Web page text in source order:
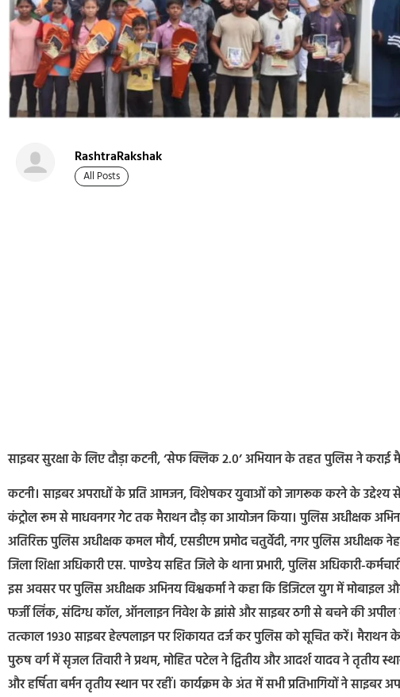
RashtraRakshak
All Posts
साइबर सुरक्षा के लिए दौड़ा कटनी, ‘सेफ क्लिक 2.0’ अभियान के तहत पुलिस ने
कटनी। साइबर अपराधों के प्रति आमजन, विशेषकर युवाओं को जागरूक करने के
कंट्रोल रूम से माधवनगर गेट तक मैराथन दौड़ का आयोजन किया। पुलिस अधीक्षक अभिनय
अतिरिक्त पुलिस अधीक्षक कमल मौर्य, एसडीएम प्रमोद चतुर्वेदी, नगर पुलिस अधीक्षक
जिला शिक्षा अधिकारी एस. पाण्डेय सहित जिले के थाना प्रभारी, पुलिस अधिकारी-
इस अवसर पर पुलिस अधीक्षक अभिनय विश्वकर्मा ने कहा कि डिजिटल युग में मोबाइल
फर्जी लिंक, संदिग्ध कॉल, ऑनलाइन निवेश के झांसे और साइबर ठगी से बचने की अपील
तत्काल 1930 साइबर हेल्पलाइन पर शिकायत दर्ज कर पुलिस को सूचित करें। मैराथन के
पुरुष वर्ग में सृजल तिवारी ने प्रथम, मोहित पटेल ने द्वितीय और आदर्श यादव ने तृतीय
और हर्षिता बर्मन तृतीय स्थान पर रहीं। कार्यक्रम के अंत में सभी प्रतिभागियों ने